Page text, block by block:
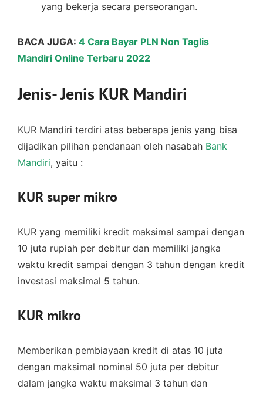
yang bekerja secara perseorangan.
BACA JUGA: 4 Cara Bayar PLN Non Taglis
Mandiri Online Terbaru 2022
Jenis- Jenis KUR Mandiri
KUR Mandiri terdiri atas beberapa jenis yang bisa
dijadikan pilihan pendanaan oleh nasabah Bank
Mandiri, yaitu :
KUR super mikro
KUR yang memiliki kredit maksimal sampai dengan
10 juta rupiah per debitur dan memiliki jangka
waktu kredit sampai dengan 3 tahun dengan kredit
investasi maksimal 5 tahun.
KUR mikro
Memberikan pembiayaan kredit di atas 10 juta
dengan maksimal nominal 50 juta per debitur
dalam jangka waktu maksimal 3 tahun dan